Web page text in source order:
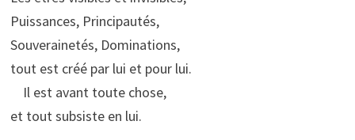
Puissances, Principautés,
Souverainetés, Dominations,
tout est créé par lui et pour lui.
Il est avant toute chose,
et tout subsiste en lui.